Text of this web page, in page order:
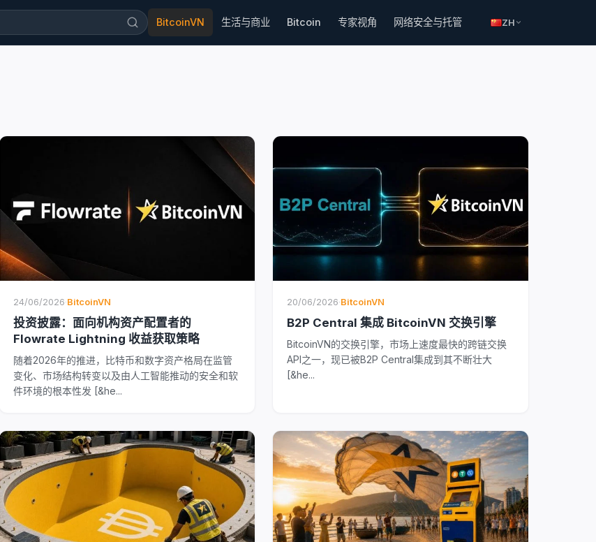
BitcoinVN 生活与商业 Bitcoin 专家视角 网络安全与托管 ZH
24/06/2026·BitcoinVN
投资披露：面向机构资产配置者的
Flowrate Lightning 收益获取策略
随着2026年的推进，比特币和数字资产格局在监管
变化、市场结构转变以及由人工智能推动的安全和软
件环境的根本性发 [&he...
20/06/2026·BitcoinVN
B2P Central 集成 BitcoinVN 交换引擎
BitcoinVN的交换引擎，市场上速度最快的跨链交换
API之一，现已被B2P Central集成到其不断壮大
[&he...